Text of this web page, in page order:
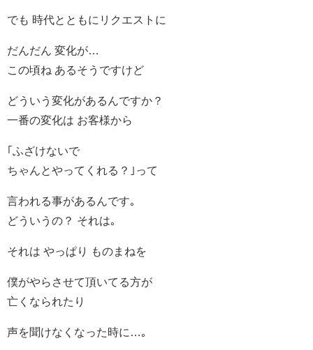
でも 時代とともにリクエストに
だんだん 変化が…
この頃ね あるそうですけど
どういう変化があるんですか？
一番の変化は お客様から
｢ふざけないで
ちゃんとやってくれる？｣って
言われる事があるんです｡
どういうの？ それは｡
それは やっぱり ものまねを
僕がやらさせて頂いてる方が
亡くなられたり
声を聞けなくなった時に…｡